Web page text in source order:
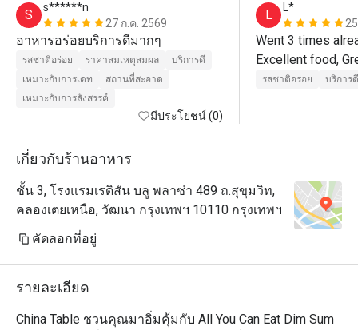
S
s******n
27 ก.ค. 2569
อาหารอร่อยบริการดีมากๆ
รสชาติอร่อย ราคาสมเหตุสมผล
บริการดี
เหมาะกับการเดท
สถานที่สะอาด
เหมาะกับการสังสรรค์
มีประโยชน์ (0)
L
L*
Went 3 times
Excellent food,
excellent service.
รสชาติอร่อย บริการดี
เกี่ยวกับร้านอาหาร
ชั้น 3, โรงแรมเรดิสัน บลู พลาซ่า 489 ถ.สุขุมวิท,
คลองเตยเหนือ, วัฒนา กรุงเทพฯ 10110 กรุงเทพฯ
คัดลอกที่อยู่
รายละเอียด
China Table ชวนคุณมาอิ่มคุ้มกับ All You Can Eat Dim Sum